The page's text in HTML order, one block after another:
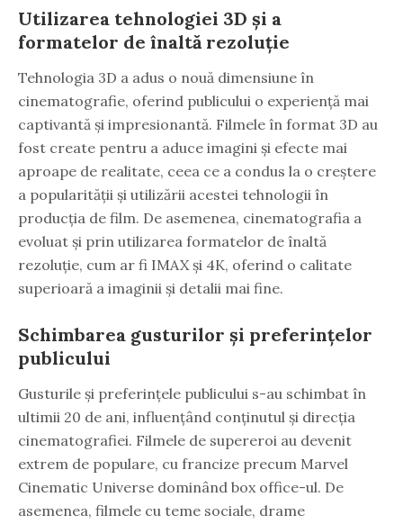
Utilizarea tehnologiei 3D și a
formatelor de înaltă rezoluție
Tehnologia 3D a adus o nouă dimensiune în
cinematografie, oferind publicului o experiență mai
captivantă și impresionantă. Filmele în format 3D au
fost create pentru a aduce imagini și efecte mai
aproape de realitate, ceea ce a condus la o creștere
a popularității și utilizării acestei tehnologii în
producția de film. De asemenea, cinematografia a
evoluat și prin utilizarea formatelor de înaltă
rezoluție, cum ar fi IMAX și 4K, oferind o calitate
superioară a imaginii și detalii mai fine.
Schimbarea gusturilor și preferințelor
publicului
Gusturile și preferințele publicului s-au schimbat în
ultimii 20 de ani, influențând conținutul și direcția
cinematografiei. Filmele de supereroi au devenit
extrem de populare, cu francize precum Marvel
Cinematic Universe dominând box office-ul. De
asemenea, filmele cu teme sociale, drame